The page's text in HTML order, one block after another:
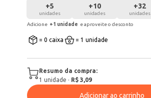
+5
unidades
+10
unidades
+32
unidades
Adicione +1 unidade e aproveite o desconto
= 0 caixa = 1 unidade
Resumo da compra:
1 unidade · R$ 3,09
Adicionar ao carrinho